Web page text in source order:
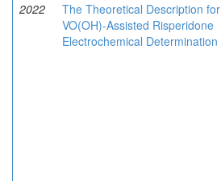
2022
The Theoretical Description for
VO(OH)-Assisted Risperidone
Electrochemical Determination